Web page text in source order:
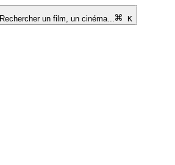
Rechercher un film, un cinéma...
K